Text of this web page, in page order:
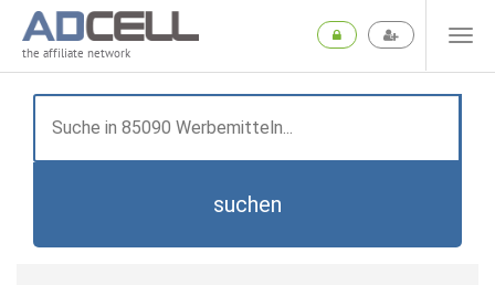
the affiliate network
suchen